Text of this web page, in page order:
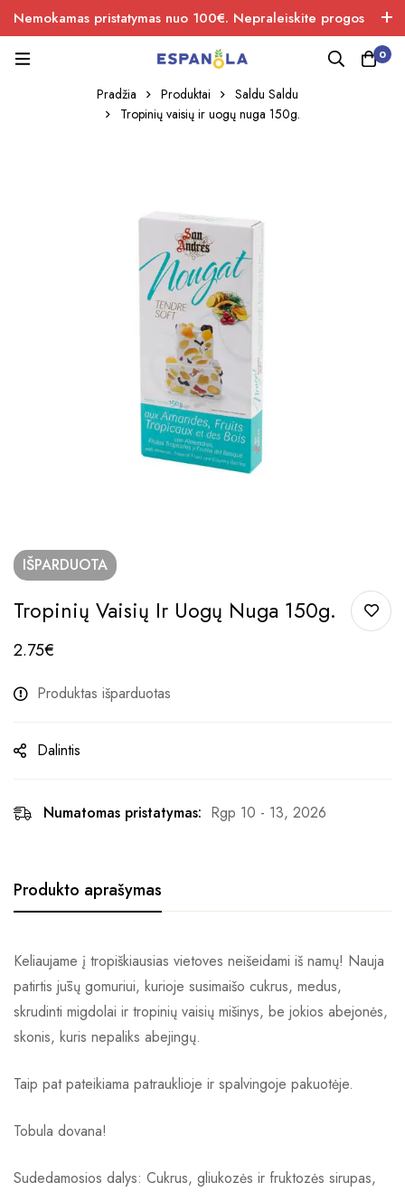
Nemokamas pristatymas nuo 100€. Nepraleiskite progos
įsigiti naujos produkcijos.
0
Pradžia Produktai
Saldu Saldu
Tropinių vaisių ir uogų nuga 150g.
IŠPARDUOTA
Tropinių Vaisių Ir Uogų Nuga 150g.
2.75€
Produktas išparduotas
Dalintis
Numatomas pristatymas: Rgp 10 - 13, 2026
Produkto aprašymas
Keliaujame į tropiškiausias vietoves neišeidami iš namų! Nauja
patirtis jūsų gomuriui, kurioje susimaišo cukrus, medus,
skrudinti migdolai ir tropinių vaisių mišinys, be jokios abejonės,
skonis, kuris nepaliks abejingų.
Taip pat pateikiama patrauklioje ir spalvingoje pakuotėje.
Tobula dovana!
Sudedamosios dalys: Cukrus, gliukozės ir fruktozės sirupas,